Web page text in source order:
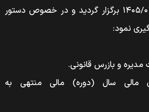
کدال در تاریخ ۱۴۰۵/۰۴/۱۱ برگزار گردید و در خصوص دستور
نمود:
و بازرس قانونی.
مالی سال (دوره) مالی منتهی به